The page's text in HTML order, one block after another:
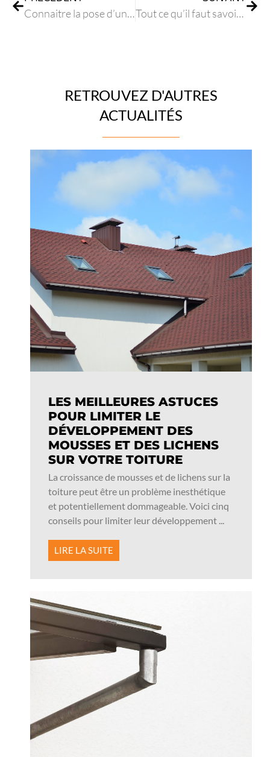
Connaitre la pose d’une gouttière aluminium laquée Tout ce qu’il faut savoir sur le rehaussement de toit à Cannes
RETROUVEZ D'AUTRES
ACTUALITÉS
LES MEILLEURES ASTUCES
POUR LIMITER LE
DÉVELOPPEMENT DES
MOUSSES ET DES LICHENS
SUR VOTRE TOITURE
La croissance de mousses et de lichens sur la
toiture peut être un problème inesthétique
et potentiellement dommageable. Voici cinq
conseils pour limiter leur développement ...
LIRE LA SUITE